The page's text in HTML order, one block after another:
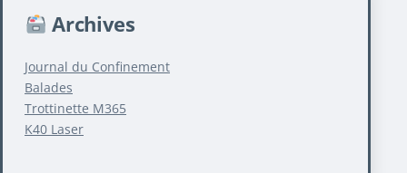
Archives
Journal du Confinement
Balades
Trottinette M365
K40 Laser